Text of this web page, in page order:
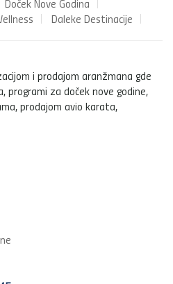
Doček Nove Godina
Daleke Destinacije
i prodajom aranžmana gde
programi za doček nove godine,
prodajom avio karata,